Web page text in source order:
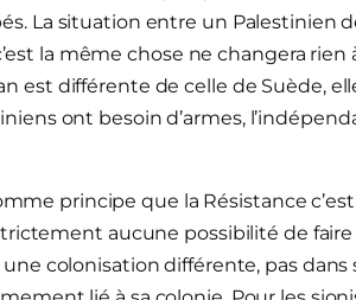
La situation entre un Palestinien
la même chose ne changera
est différente de celle de Suède,
ont besoin d’armes,
principe que la Résistance
aucune possibilité de
une colonisation différente, pas